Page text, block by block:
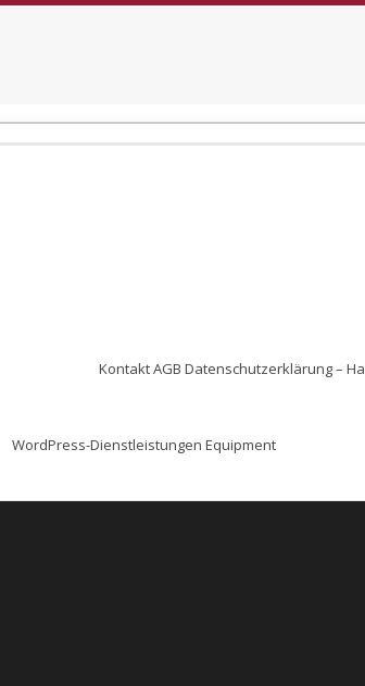
KontaktAGB Datenschutzerklärung –
WordPress-Dienstleistungen Equipment